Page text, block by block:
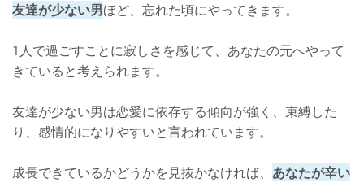
友達が少ない男ほど、忘れた頃にやってきます。
1人で過ごすことに寂しさを感じて、あなたの元へやって
きていると考えられます。
友達が少ない男は恋愛に依存する傾向が強く、束縛した
り、感情的になりやすいと言われています。
成長できているかどうかを見抜かなければ、 あなたが辛い